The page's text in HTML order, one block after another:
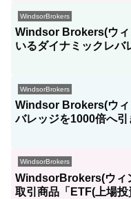
WindsorBrokers
Windsor Brokers(ウィ
いるダイナミックレバ
WindsorBrokers
Windsor Brokers(ウィ
バレッジを1000倍へ引
WindsorBrokers
WindsorBrokers(ウィ
取引商品「ETF(上場投